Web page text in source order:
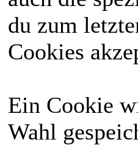
du zum
Cookies
Ein Cookie
Wahl